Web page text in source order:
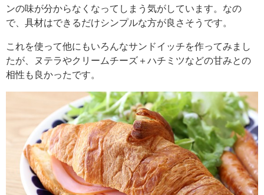
ンの味が分からなくなってしまう気がしています。なの
で、具材はできるだけシンプルな方が良さそうです。
これを使って他にもいろんなサンドイッチを作ってみまし
たが、ヌテラやクリームチーズ＋ハチミツなどの甘みとの
相性も良かったです。